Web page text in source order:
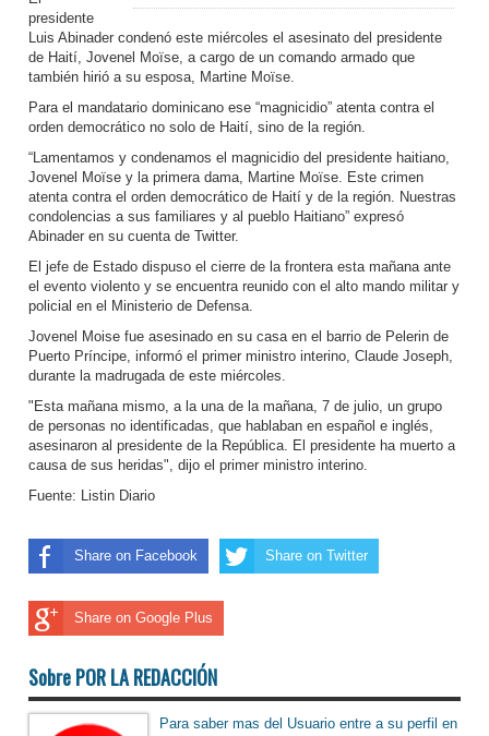
presidente
Luis Abinader condenó este miércoles el asesinato del presidente
de Haití, Jovenel Moïse, a cargo de un comando armado que
también hirió a su esposa, Martine Moïse.
Para el mandatario dominicano ese “magnicidio” atenta contra el
orden democrático no solo de Haití, sino de la región.
“Lamentamos y condenamos el magnicidio del presidente haitiano,
Jovenel Moïse y la primera dama, Martine Moïse. Este crimen
atenta contra el orden democrático de Haití y de la región. Nuestras
condolencias a sus familiares y al pueblo Haitiano” expresó
Abinader en su cuenta de Twitter.
El jefe de Estado dispuso el cierre de la frontera esta mañana ante
el evento violento y se encuentra reunido con el alto mando militar y
policial en el Ministerio de Defensa.
Jovenel Moise fue asesinado en su casa en el barrio de Pelerin de
Puerto Príncipe, informó el primer ministro interino, Claude Joseph,
durante la madrugada de este miércoles.
"Esta mañana mismo, a la una de la mañana, 7 de julio, un grupo
de personas no identificadas, que hablaban en español e inglés,
asesinaron al presidente de la República. El presidente ha muerto a
causa de sus heridas", dijo el primer ministro interino.
Fuente: Listin Diario
Share on Facebook Share on Twitter
Share on Google Plus
Sobre POR LA REDACCIÓN
Para saber mas del Usuario entre a su perfil en